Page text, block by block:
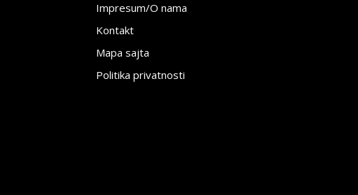
Impresum/O nama
Kontakt
Mapa sajta
Politika privatnosti